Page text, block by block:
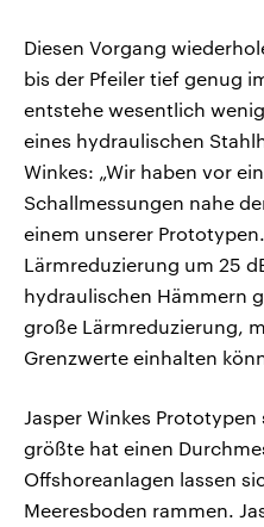
Diesen Vorgang
bis der Pfeiler tief genug
entstehe wesentlich
eines hydraulischen
Winkes: „Wir haben vor
Schallmessungen nahe
einem unserer
Lärmreduzierung um 25
hydraulischen Hämmern
große Lärmreduzierung,
Grenzwerte einhalten
Jasper Winkes
größte hat einen
Offshoreanlagen lassen
Meeresboden rammen.